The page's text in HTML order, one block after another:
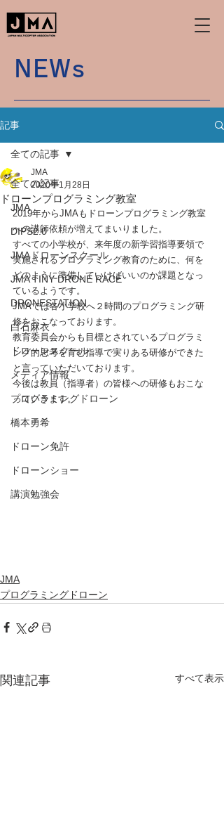
NEWs
記事
全ての記事
JMA
DIPS2.0
JMAドローンスクール
JMA TINY DRONE RACE
DRONESTATION
白石麻衣
ドローンスクール
メディア情報
プログラミングドローン
橋本勇希
ドローン免許
ドローンショー
講演勉強会
全ての記事
ドローンプログラミング教室
JMA
2020年1月28日
2019年からJMAもドローンプログラミング教室
への講師依頼が増えてまいりました。
すべての小学校が、来年度の新学習指導要領で
実施されるプログラミング教育のために、何を
どのように準備していけばいいのか課題となっ
ているようです。
JMAでは各小学校へ２時間のプログラミング研
修をおこなっております。
教育委員会からも目標とされているプログラミ
ング的思考を育む指導で実りある研修ができた
と言っていただいております。
今後は教員（指導者）の皆様への研修もおこな
っていきます。
JMA
プログラミングドローン
関連記事 すべて表示